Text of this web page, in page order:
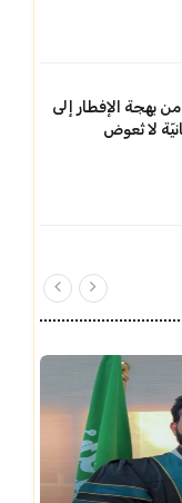
بهجة الإفطار إلى
لا تُعوض